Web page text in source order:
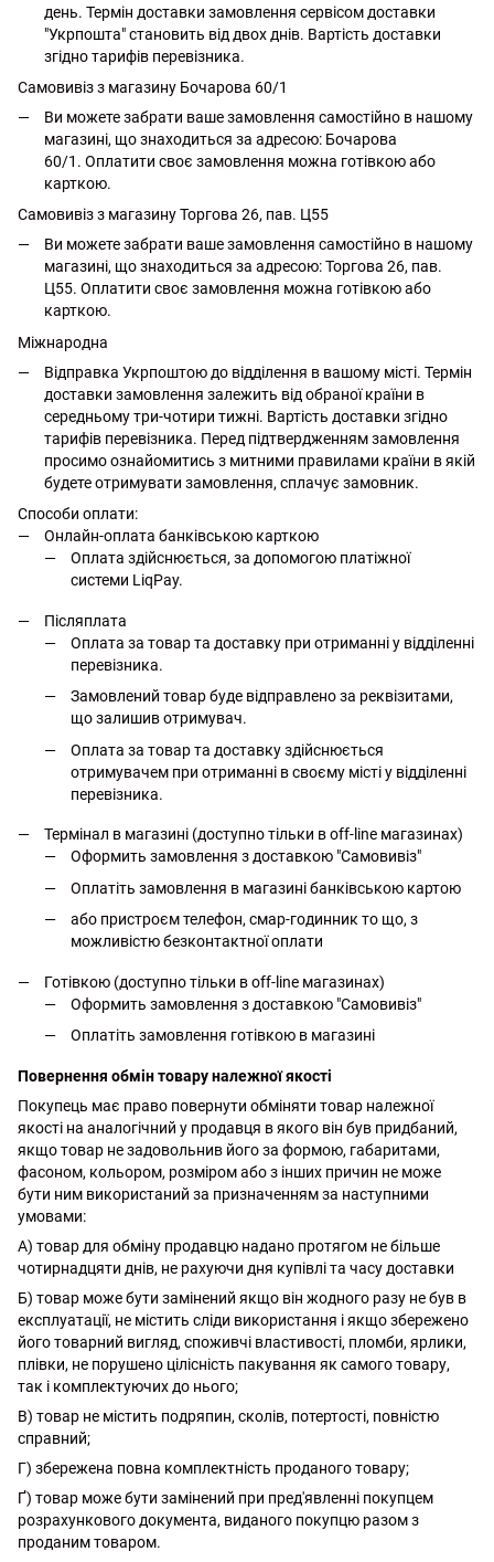
день. Термін доставки замовлення сервісом доставки
"Укрпошта" становить від двох днів. Вартість доставки
згідно тарифів перевізника.
Самовивіз з магазину Бочарова 60/1
Ви можете забрати ваше замовлення самостійно в нашому
магазині, що знаходиться за адресою: Бочарова
60/1. Оплатити своє замовлення можна готівкою або
карткою.
Самовивіз з магазину Торгова 26, пав. Ц55
Ви можете забрати ваше замовлення самостійно в нашому
магазині, що знаходиться за адресою: Торгова 26, пав.
Ц55. Оплатити своє замовлення можна готівкою або
карткою.
Міжнародна
Відправка Укрпоштою до відділення в вашому місті. Термін
доставки замовлення залежить від обраної країни в
середньому три-чотири тижні. Вартість доставки згідно
тарифів перевізника. Перед підтвердженням замовлення
просимо ознайомитись з митними правилами країни в якій
будете отримувати замовлення, сплачує замовник.
Способи оплати:
Онлайн-оплата банківською карткою
Оплата здійснюється, за допомогою платіжної
системи LiqPay.
Післяплата
Оплата за товар та доставку при отриманні у відділенні
перевізника.
Замовлений товар буде відправлено за реквізитами,
що залишив отримувач.
Оплата за товар та доставку здійснюється
отримувачем при отриманні в своєму місті у відділенні
перевізника.
Термінал в магазині (доступно тільки в off-line магазинах)
Оформить замовлення з доставкою "Самовивіз"
Оплатіть замовлення в магазині банківською картою
або пристроєм телефон, смар-годинник то що, з
можливістю безконтактної оплати
Готівкою (доступно тільки в off-line магазинах)
Оформить замовлення з доставкою "Самовивіз"
Оплатіть замовлення готівкою в магазині
Повернення обмін товару належної якості
Покупець має право повернути обміняти товар належної
якості на аналогічний у продавця в якого він був придбаний,
якщо товар не задовольнив його за формою, габаритами,
фасоном, кольором, розміром або з інших причин не може
бути ним використаний за призначенням за наступними
умовами:
А) товар для обміну продавцю надано протягом не більше
чотирнадцяти днів, не рахуючи дня купівлі та часу доставки
Б) товар може бути замінений якщо він жодного разу не був в
експлуатації, не містить сліди використання і якщо збережено
його товарний вигляд, споживчі властивості, пломби, ярлики,
плівки, не порушено цілісність пакування як самого товару,
так і комплектуючих до нього;
В) товар не містить подряпин, сколів, потертості, повністю
справний;
Г) збережена повна комплектність проданого товару;
Ґ) товар може бути замінений при пред'явленні покупцем
розрахункового документа, виданого покупцю разом з
проданим товаром.